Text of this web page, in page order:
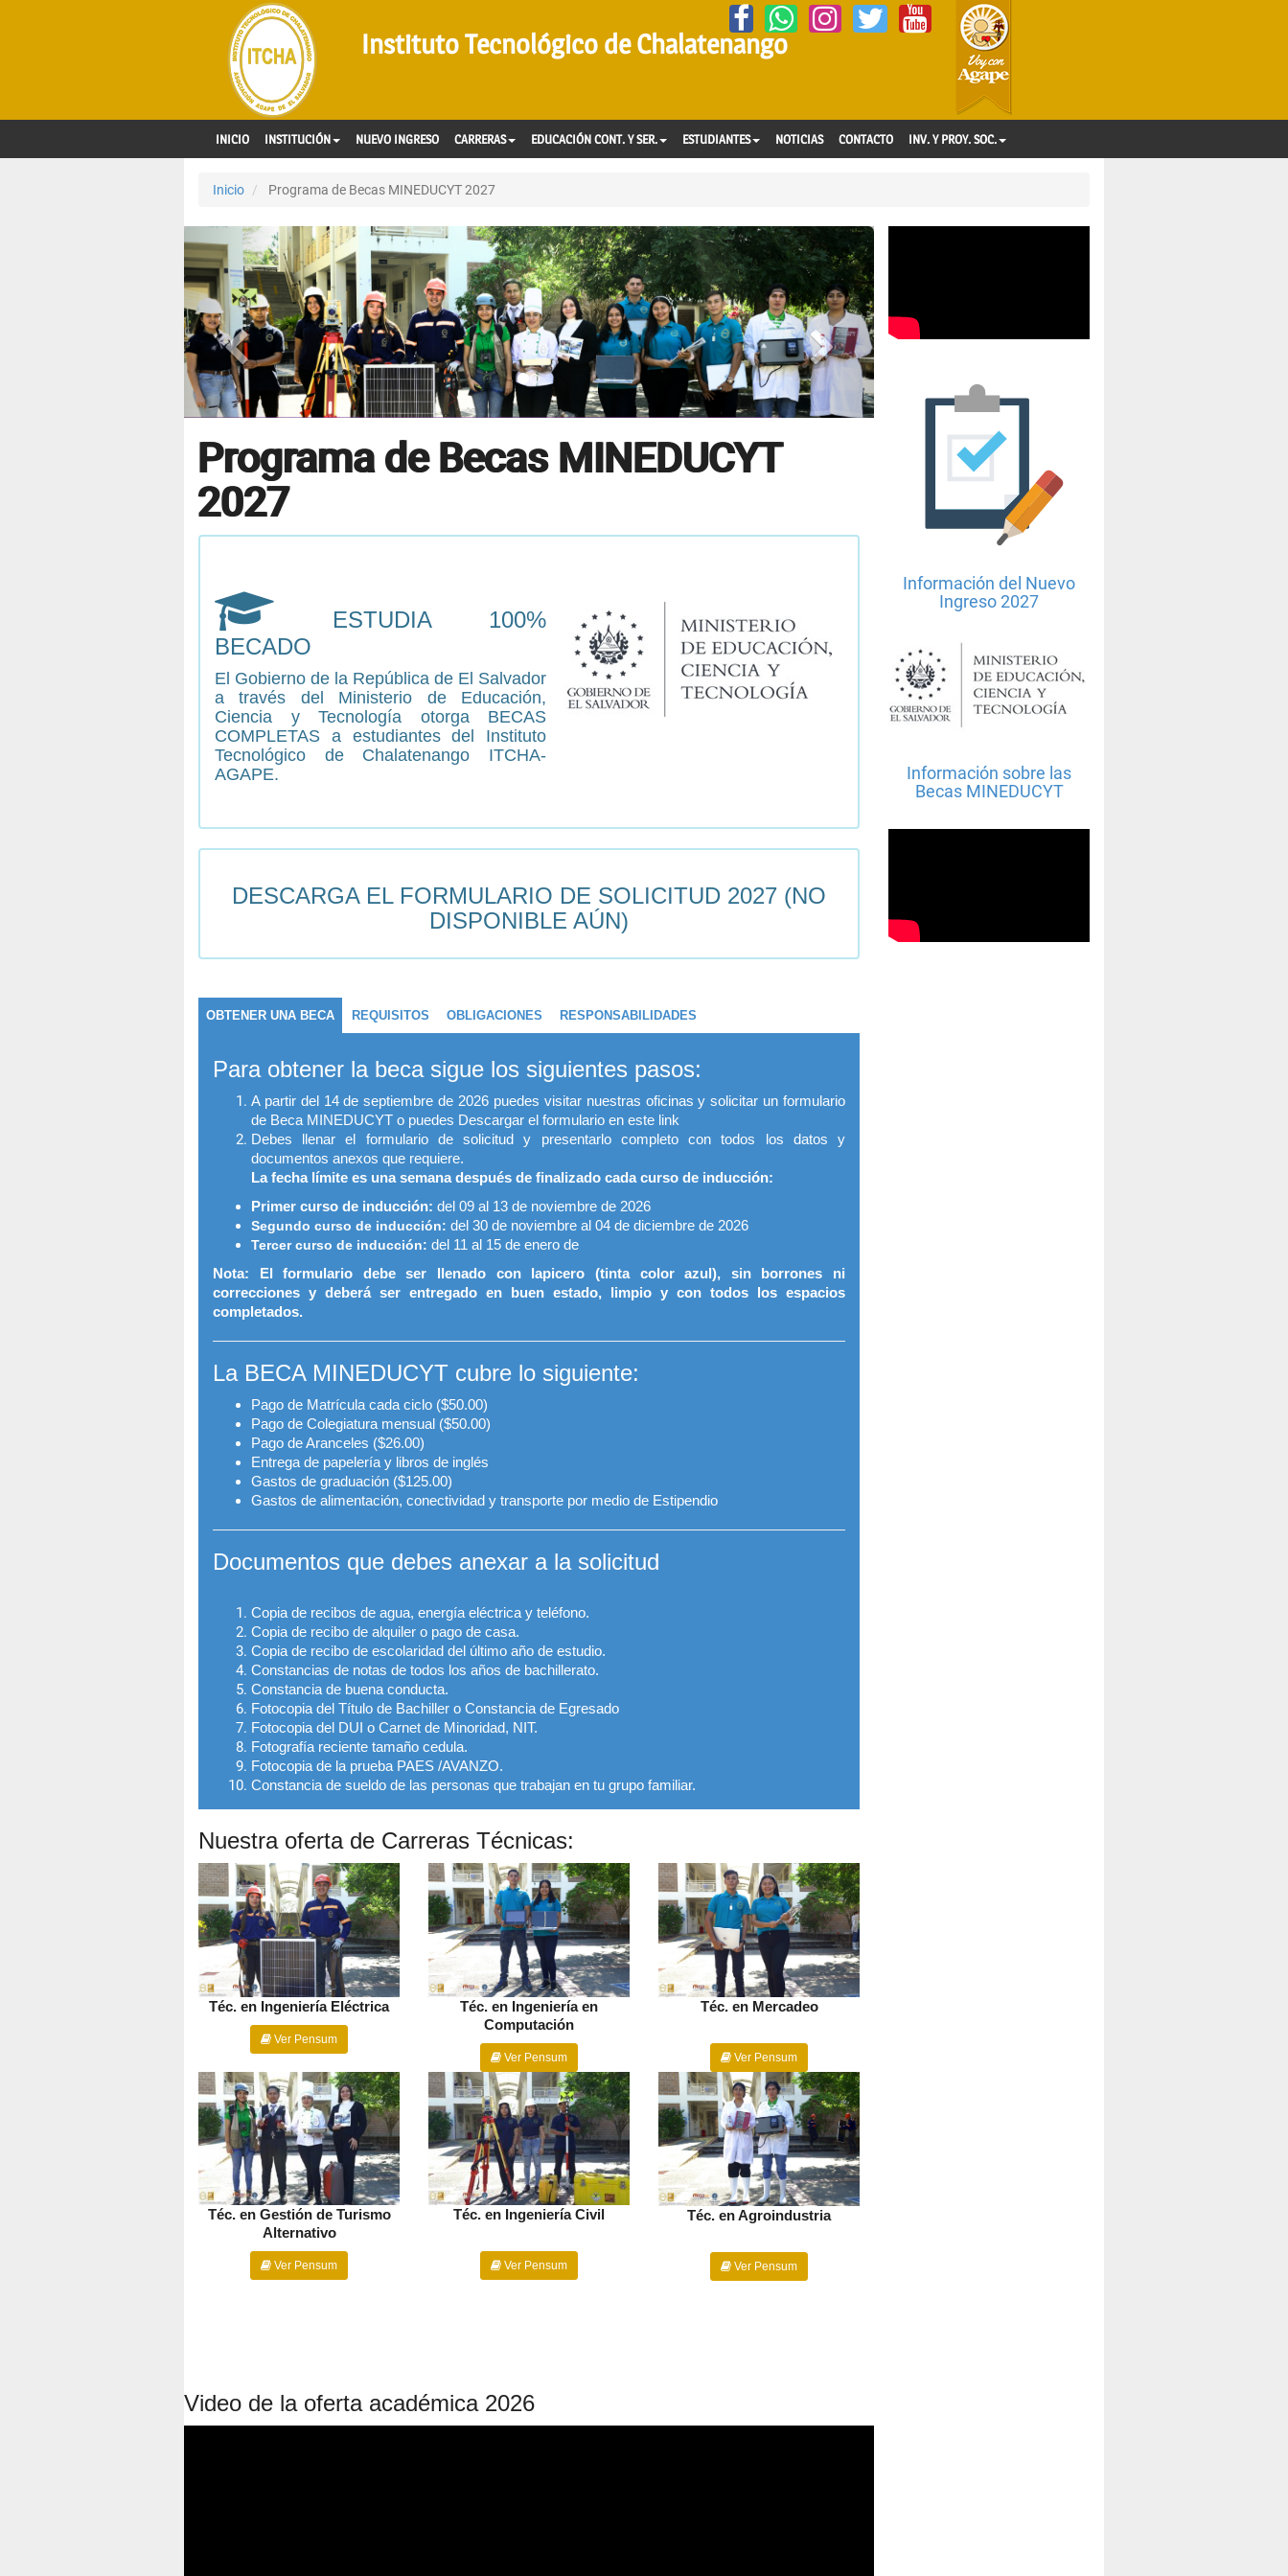
Instituto Tecnológico de Chalatenango
INICIO INSTITUCIÓN NUEVO INGRESO CARRERAS EDUCACIÓN CONT. Y SER. ESTUDIANTES NOTICIAS CONTACTO INV. Y PROY. SOC.
Inicio Programa de Becas MINEDUCYT 2027
Programa de Becas MINEDUCYT
2027
ESTUDIA 100%
BECADO
El Gobierno de la República de El Salvador
a través del Ministerio de Educación,
Ciencia y Tecnología otorga BECAS
COMPLETAS a estudiantes del Instituto
Tecnológico de Chalatenango ITCHA-
AGAPE.
DESCARGA EL FORMULARIO DE SOLICITUD 2027 (NO
DISPONIBLE AÚN)
OBTENER UNA BECA REQUISITOS OBLIGACIONES RESPONSABILIDADES
Para obtener la beca sigue los siguientes pasos:
A partir del 14 de septiembre de 2026 puedes visitar nuestras oficinas y solicitar un formulario
de Beca MINEDUCYT o puedes Descargar el formulario en este link
Debes llenar el formulario de solicitud y presentarlo completo con todos los datos y
documentos anexos que requiere.
La fecha límite es una semana después de finalizado cada curso de inducción:
Primer curso de inducción: del 09 al 13 de noviembre de 2026
Segundo curso de inducción: del 30 de noviembre al 04 de diciembre de 2026
Tercer curso de inducción: del 11 al 15 de enero de
Nota: El formulario debe ser llenado con lapicero (tinta color azul), sin borrones ni
correcciones y deberá ser entregado en buen estado, limpio y con todos los espacios
completados.
La BECA MINEDUCYT cubre lo siguiente:
Pago de Matrícula cada ciclo ($50.00)
Pago de Colegiatura mensual ($50.00)
Pago de Aranceles ($26.00)
Entrega de papelería y libros de inglés
Gastos de graduación ($125.00)
Gastos de alimentación, conectividad y transporte por medio de Estipendio
Documentos que debes anexar a la solicitud
Copia de recibos de agua, energía eléctrica y teléfono.
Copia de recibo de alquiler o pago de casa.
Copia de recibo de escolaridad del último año de estudio.
Constancias de notas de todos los años de bachillerato.
Constancia de buena conducta.
Fotocopia del Título de Bachiller o Constancia de Egresado
Fotocopia del DUI o Carnet de Minoridad, NIT.
Fotografía reciente tamaño cedula.
Fotocopia de la prueba PAES /AVANZO.
Constancia de sueldo de las personas que trabajan en tu grupo familiar.
Nuestra oferta de Carreras Técnicas:
Téc. en Ingeniería Eléctrica
Ver Pensum
Téc. en Ingeniería en
Computación
Ver Pensum
Téc. en Mercadeo
Ver Pensum
Téc. en Gestión de Turismo
Alternativo
Ver Pensum
Téc. en Ingeniería Civil
Ver Pensum
Téc. en Agroindustria
Ver Pensum
Video de la oferta académica 2026
Información del Nuevo
Ingreso 2027
Información sobre las
Becas MINEDUCYT